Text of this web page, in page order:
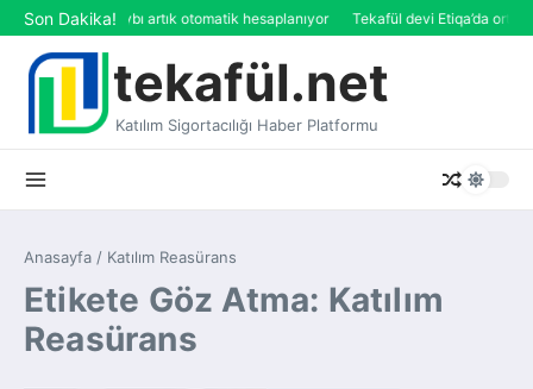
İçeriğe atla
Son Dakika!
değer kaybı artık otomatik hesaplanıyor Tekafül devi Etiqa’da
tekafül.net
Katılım Sigortacılığı Haber Platformu
Anasayfa / Katılım Reasürans
Etikete Göz Atma: Katılım
Reasürans